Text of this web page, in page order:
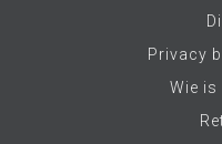
Privacy
Wie